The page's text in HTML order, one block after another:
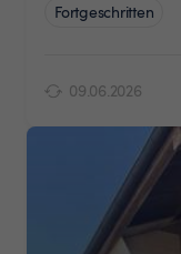
Fortgeschritten
09.06.2026